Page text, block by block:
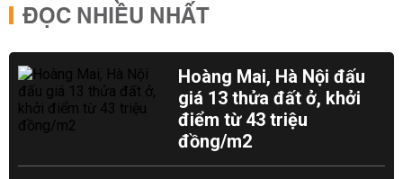
ĐỌC NHIỀU NHẤT
Hoàng Mai, Hà Nội đấu
giá 13 thửa đất ở, khởi
điểm từ 43 triệu
đồng/m2